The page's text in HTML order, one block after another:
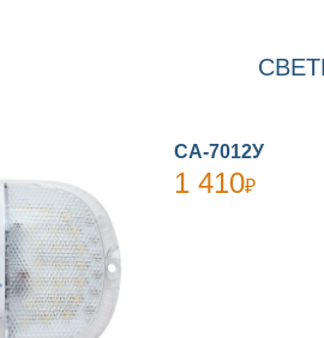
СА-7012У
1 410₽